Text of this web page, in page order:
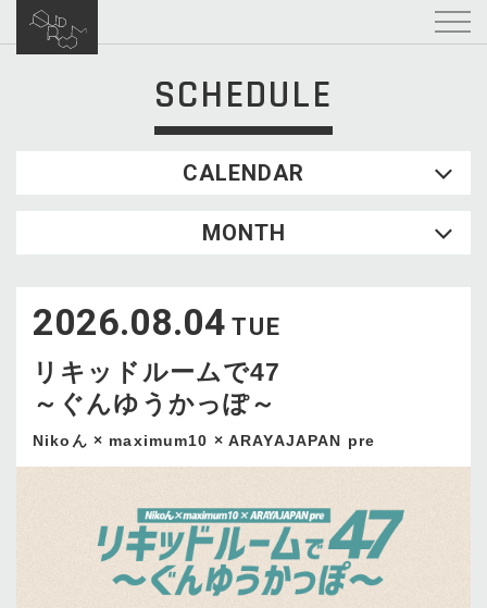
SCHEDULE
CALENDAR
WED
2
3 4 5
16
17 18 19
23
24 25 26
30
31
MONTH
2026.08.04 TUE
リキッドルームで47
～ぐんゆうかっぽ～
Nikoん × maximum10 × ARAYAJAPAN pre